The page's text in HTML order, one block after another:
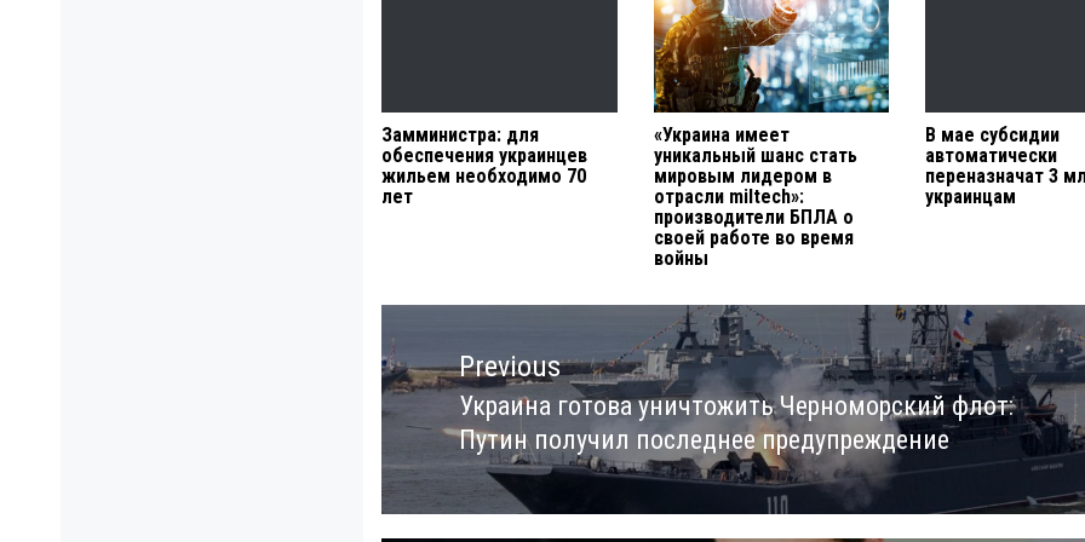
Замминистра: для
обеспечения украинцев
жильем необходимо 70
лет
«Украина имеет
уникальный шанс стать
мировым лидером в
отрасли miltech»:
производители БПЛА о
своей работе во время
войны
В мае субсидии
автоматически
переназначат 3
украинцам
Навигация
по
записямPrevious
Previous
post:
Украина готова уничтожить Черноморский флот:
Путин получил последнее предупреждение